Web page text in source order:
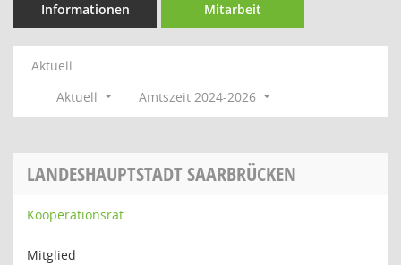
Informationen Mitarbeit
Aktuell
Aktuell
Amtszeit 2024-2026
LANDESHAUPTSTADT SAARBRÜCKEN
Kooperationsrat
Mitglied